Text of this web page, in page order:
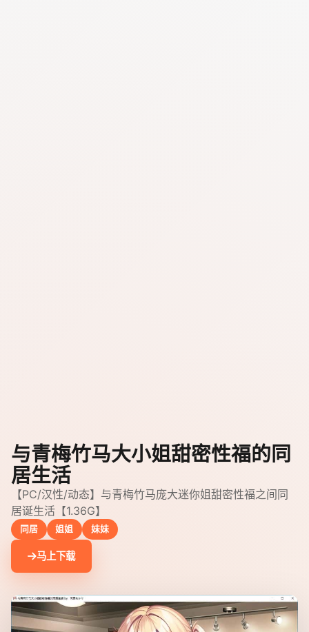
与青梅竹马大小姐甜密性福的同
居生活
【PC/汉性/动态】与青梅竹马庞大迷你姐甜密性福之间同
居诞生活【1.36G】
同居 姐姐 妹妹
马上下载